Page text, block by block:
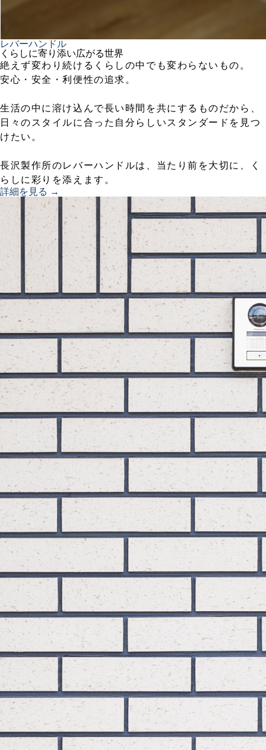
レバーハンドル
くらしに寄り添い広がる世界
絶えず変わり続けるくらしの中でも変わらないもの。
安心・安全・利便性の追求。
生活の中に溶け込んで長い時間を共にするものだから、
日々のスタイルに合った自分らしいスタンダードを見つ
けたい。
長沢製作所のレバーハンドルは、当たり前を大切に、く
らしに彩りを添えます。
詳細を見る →